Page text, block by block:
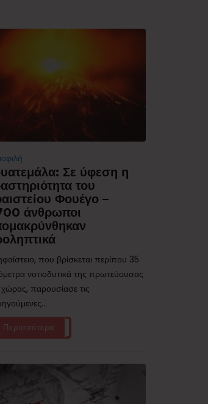
Σε ύφεση η
του
Φουέγο –
άνθρωποι
που βρίσκεται περίπου 35
νοτιοδυτικά της πρωτεύουσας
παρουσίασε τις
Περισσότερα